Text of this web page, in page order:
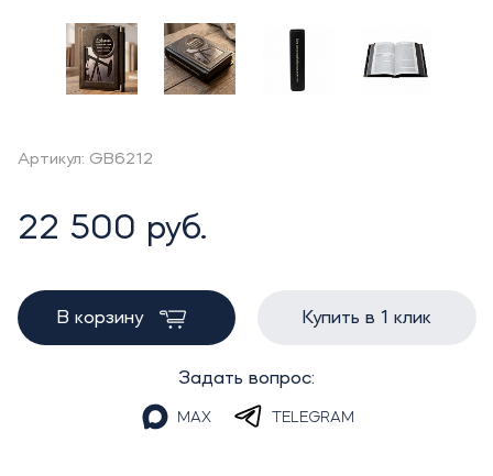
Артикул: GB6212
22 500 руб.
В корзину Купить в 1 клик
Задать вопрос:
MAX TELEGRAM